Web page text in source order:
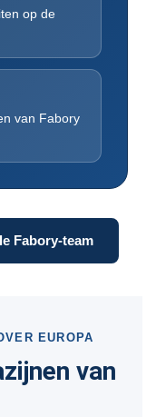
op de
van Fabory
Fabory-team
EUROPA
van